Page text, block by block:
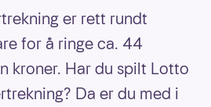
er rett rundt
for å ringe ca. 44
kroner. Har du spilt Lotto
Da er du med i